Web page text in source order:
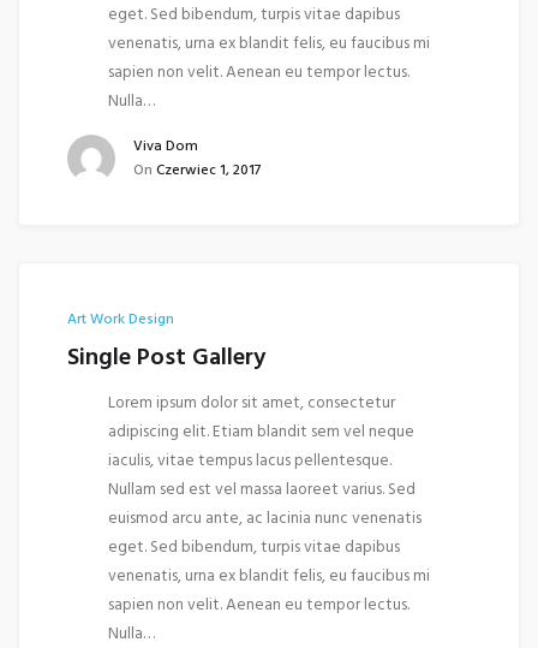
eget. Sed bibendum, turpis vitae dapibus
venenatis, urna ex blandit felis, eu faucibus mi
sapien non velit. Aenean eu tempor lectus.
Nulla…
Viva Dom
On Czerwiec 1, 2017
Art WorkDesign
Single Post Gallery
Lorem ipsum dolor sit amet, consectetur
adipiscing elit. Etiam blandit sem vel neque
iaculis, vitae tempus lacus pellentesque.
Nullam sed est vel massa laoreet varius. Sed
euismod arcu ante, ac lacinia nunc venenatis
eget. Sed bibendum, turpis vitae dapibus
venenatis, urna ex blandit felis, eu faucibus mi
sapien non velit. Aenean eu tempor lectus.
Nulla…